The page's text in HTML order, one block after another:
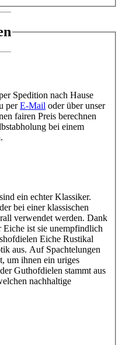
Spedition nach Hause
perE-Mail oder über unser
fairen Preis berechnen
bei einem
ein echter Klassiker.
bei einer klassischen
verwendet werden. Dank
Eiche ist sie unempfindlich
Eiche Rustikal
aus. Auf Spachtelungen
um ihnen ein uriges
Guthofdielen stammt aus
nachhaltige